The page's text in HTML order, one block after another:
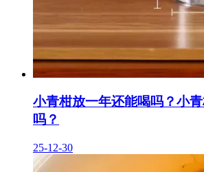
小青柑放一年还能喝吗？小
吗？
25-12-30